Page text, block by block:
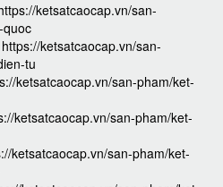
ketsatcaocap.vn/san-
quoc
https://ketsatcaocap.vn/san-
tu
ketsatcaocap.vn/san-pham/ket-
ketsatcaocap.vn/san-pham/ket-
ketsatcaocap.vn/san-pham/ket-